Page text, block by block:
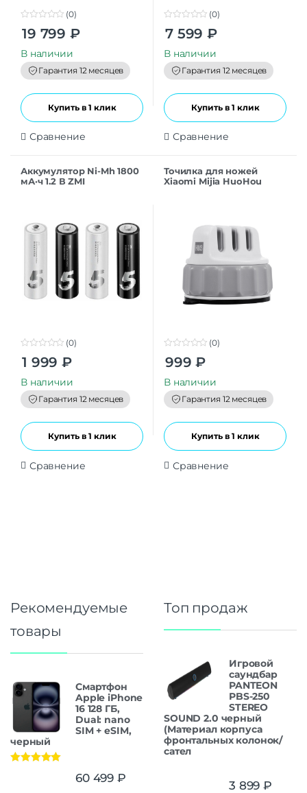
t
o
f
5
(0)
19 799 ₽
В наличии
Гарантия 12 месяцев
Купить в 1 клик
Сравнение
o
t
o
f
5
(0)
7 599 ₽
В наличии
Гарантия 12 месяцев
Купить в 1 клик
Сравнение
Аккумулятор Ni-Mh 1800
мА·ч 1.2 В ZMI
t
o
f
5
(0)
1 999 ₽
В наличии
Гарантия 12 месяцев
Купить в 1 клик
Сравнение
Точилка для ножей
Xiaomi Mijia HuoHou
o
t
o
f
5
(0)
999 ₽
В наличии
Гарантия 12 месяцев
Купить в 1 клик
Сравнение
Рекомендуемые
товары
Смартфон
Apple iPhone
16 128 ГБ,
Dual: nano
SIM + eSIM,
черный
60 499 ₽
Топ продаж
Игровой
саундбар
PANTEON
PBS-250
STEREO
SOUND 2.0 черный
(Материал корпуса
фронтальных колонок/
сател
3 899 ₽